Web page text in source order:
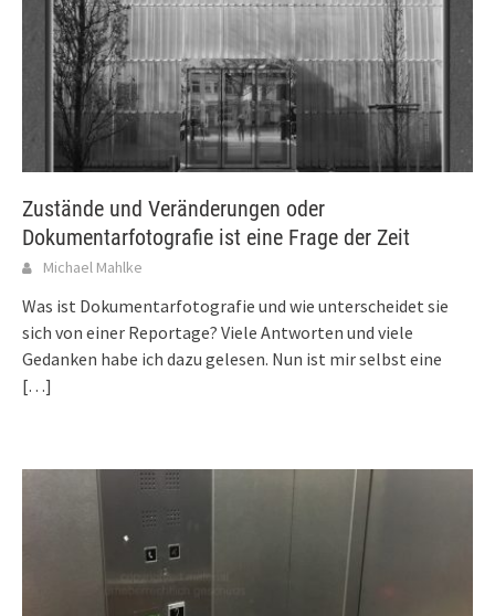
Zustände und Veränderungen oder
Dokumentarfotografie ist eine Frage der Zeit
Michael Mahlke
Was ist Dokumentarfotografie und wie unterscheidet sie
sich von einer Reportage? Viele Antworten und viele
Gedanken habe ich dazu gelesen. Nun ist mir selbst eine
[…]